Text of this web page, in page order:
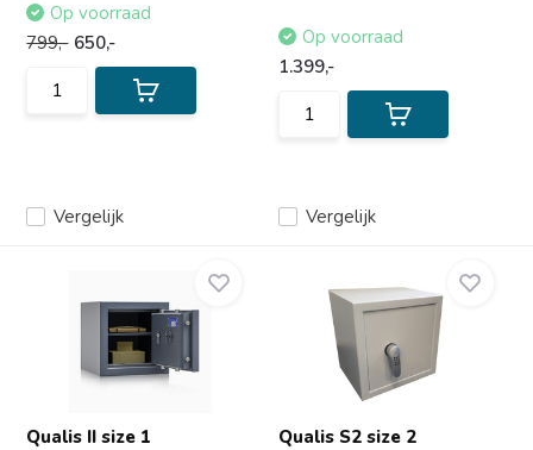
Vergelijk
Op voorraad
799,- 650,-
Vergelijk
Op voorraad
1.399,-
Qualis II size 1
Qualis S2 size 2